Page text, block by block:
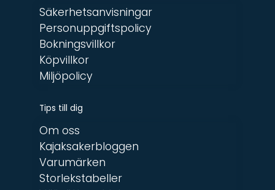
Säkerhetsanvisningar
Personuppgiftspolicy
Bokningsvillkor
Köpvillkor
Miljöpolicy
Tips till dig
Om oss
Kajaksakerbloggen
Varumärken
Storlekstabeller